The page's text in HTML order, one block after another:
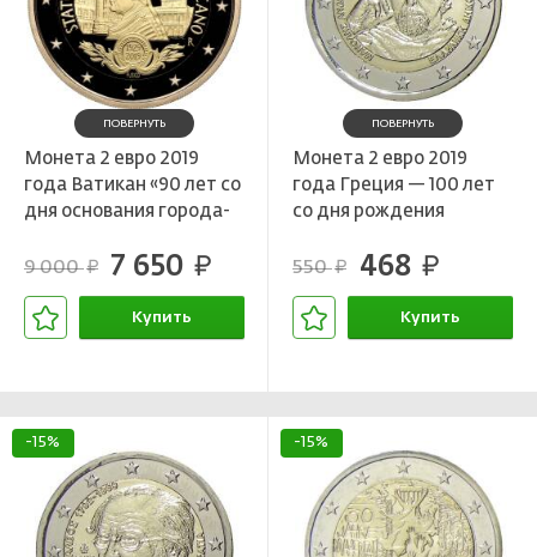
ПОВЕРНУТЬ
Монета 2 евро 2019
года Ватикан «90 лет со
дня основания города-
(в подарочной коробке)
9 000руб. 7 650 руб.
Купить
ПОВЕРНУТЬ
Монета 2 евро 2019
года Греция — 100 лет
со дня рождения
550руб. 468 руб.
Купить
-15% -15%